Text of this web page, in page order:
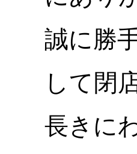
誠に勝
して閉
長きに